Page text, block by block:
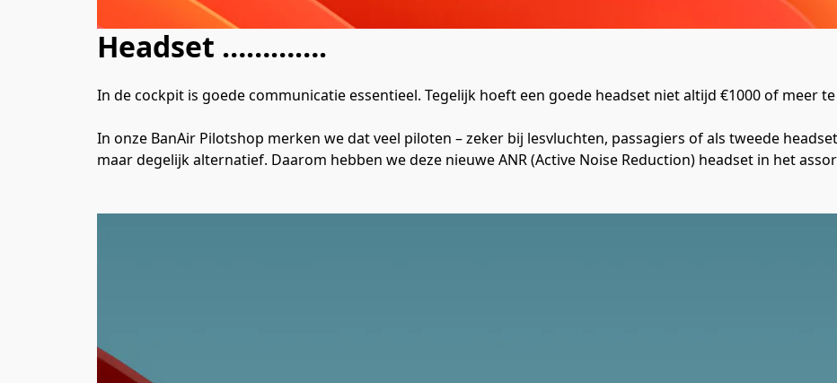
Headset ………….
In de cockpit is goede communicatie essentieel. Tegelijk hoeft een goede headset niet altijd €1000 of meer
In onze BanAir Pilotshop merken we dat veel piloten – zeker bij lesvluchten, passagiers of als tweede
maar degelijk alternatief. Daarom hebben we deze nieuwe ANR (Active Noise Reduction) headset in het